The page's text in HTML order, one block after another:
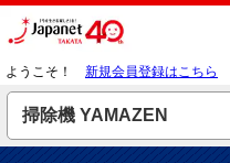
ようこそ！ 新規会員登録はこちら